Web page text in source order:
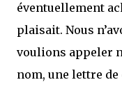
éventuellement
plaisait. Nous
voulions appeler
nom, une lettre